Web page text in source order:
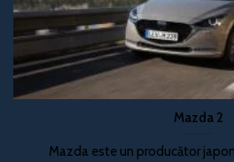
Mazda 2
Mazda este un producător